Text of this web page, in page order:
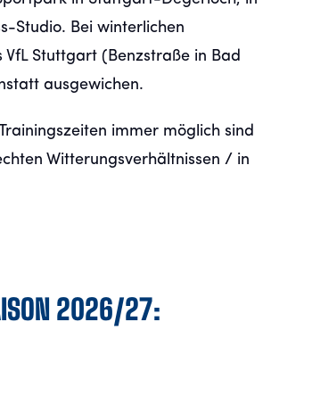
Studio. Bei winterlichen
Stuttgart (Benzstraße in Bad
ausgewichen.
immer möglich sind
Witterungsverhältnissen / in
2026/27: